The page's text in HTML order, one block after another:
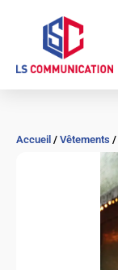
contenu
Accueil / Vêtements /